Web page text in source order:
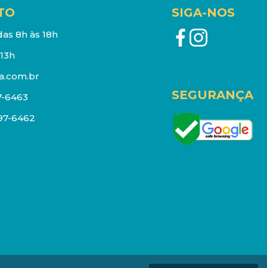
8h às 18h
6463
6462
SIGA-NOS
SEGURANÇA